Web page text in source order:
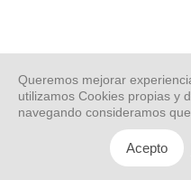
derechos
reservados.
Cookies
Queremos mejorar
utilizamos Cookies propias y
navegando consideramos
Acepto